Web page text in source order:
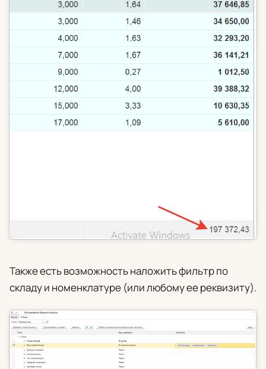
Также есть возможность наложить фильтр по
складу и номенклатуре (или любому ее реквизиту).